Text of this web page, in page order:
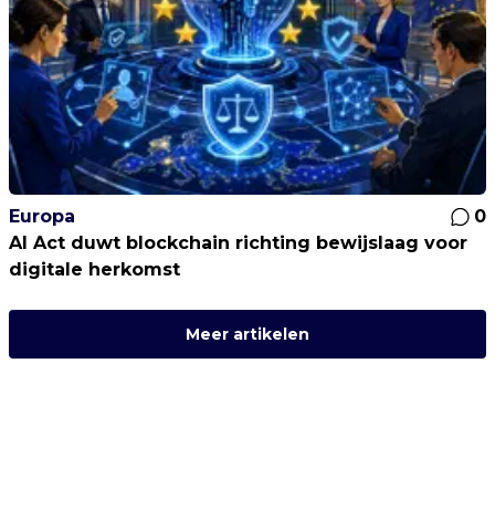
Europa
0
AI Act duwt blockchain richting bewijslaag voor
digitale herkomst
Meer artikelen